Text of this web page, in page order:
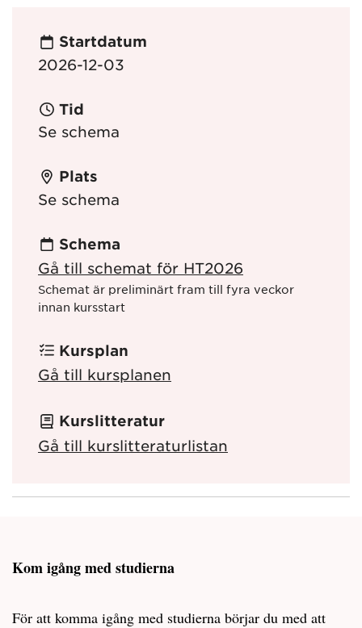
Startdatum
2026-12-03
Tid
Se schema
Plats
Se schema
Schema
Gå till schemat för HT2026
Schemat är preliminärt fram till fyra veckor
innan kursstart
Kursplan
Gå till kursplanen
Kurslitteratur
Gå till kurslitteraturlistan
Kom igång med studierna
För att komma igång med studierna börjar du med att